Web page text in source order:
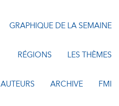
GRAPHIQUE DE LA SEMAINE
RÉGIONS LES THÈMES
AUTEURS ARCHIVE FMI